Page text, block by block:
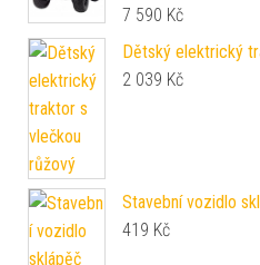
7 590 Kč
Dětský elektrický
2 039 Kč
Stavební vozidlo
419 Kč